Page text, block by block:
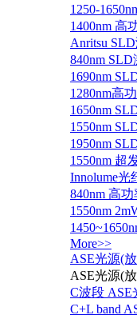
1250-
1400nm 高
Anritsu
840nm
1690nm
1280nm高
1650nm
1550nm
1950nm
1550nm 超
Innolume
840nm 高
1550nm
More>>
ASE光源(
ASE光源(
C波段 ASE
C+L band